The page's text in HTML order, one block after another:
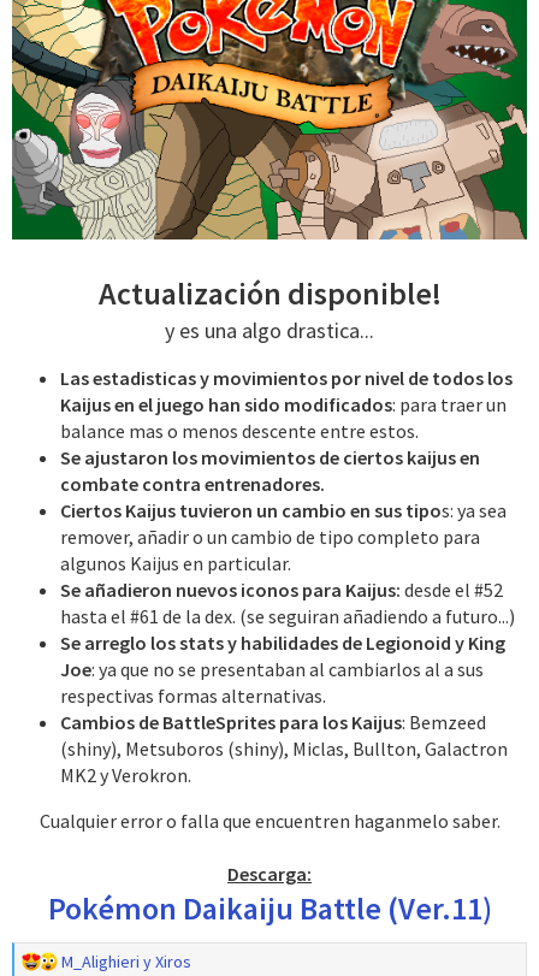
Actualización disponible!
y es una algo drastica...
Las estadisticas y movimientos por nivel de todos los
Kaijus en el juego han sido modificados: para traer un
balance mas o menos descente entre estos.​
Se ajustaron los movimientos de ciertos kaijus en
combate contra entrenadores.
Ciertos Kaijus tuvieron un cambio en sus tipos: ya sea
remover, añadir o un cambio de tipo completo para
algunos Kaijus en particular.​
Se añadieron nuevos iconos para Kaijus: desde el #52
hasta el #61 de la dex. (se seguiran añadiendo a futuro...)​
Se arreglo los stats y habilidades de Legionoid y King
Joe: ya que no se presentaban al cambiarlos al a sus
respectivas formas alternativas.​
Cambios de BattleSprites para los Kaijus: Bemzeed
(shiny), Metsuboros (shiny), Miclas, Bullton, Galactron
MK2 y Verokron.​
Cualquier error o falla que encuentren haganmelo saber.
Descarga:
Pokémon Daikaiju Battle (Ver.11)
R
M_Alighieri yXiros